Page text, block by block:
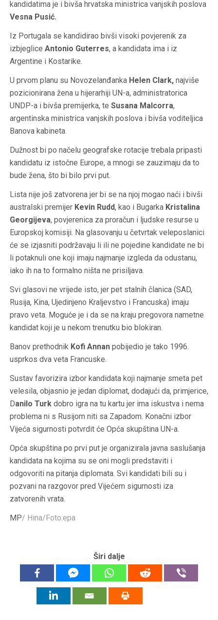
kandidatima je i bivša hrvatska ministrica vanjskih poslova
Vesna Pusić.
Iz Portugala se kandidirao bivši visoki povjerenik za
izbjeglice Antonio Guterres, a kandidata ima i iz
Argentine i Kostarike.
U prvom planu su Novozelanđanka Helen Clark, najviše
pozicionirana žena u hijerarhiji UN-a, administratorica
UNDP-a i bivša premijerka, te Susana Malcorra,
argentinska ministrica vanjskih poslova i bivša voditeljica
Banova kabineta.
Dužnost bi po načelu geografske rotacije trebala pripasti
kandidatu iz istočne Europe, a mnogi se zauzimaju da to
bude žena, što bi bilo prvi put.
Lista nije još zatvorena jer bi se na njoj mogao naći i bivši
australski premijer Kevin Rudd, kao i Bugarka Kristalina
Georgijeva, povjerenica za proračun i ljudske resurse u
Europskoj komisiji. Na glasovanju u četvrtak veleposlanici
će se izjasniti podržavaju li ili ne pojedine kandidate ne bi
li potaknuli one koji imaju najmanje izgleda da odustanu,
iako ih na to formalno ništa ne prisiljava.
Svi glasovi ne vrijede isto, jer pet stalnih članica (SAD,
Rusija, Kina, Ujedinjeno Kraljevstvo i Francuska) imaju
pravo veta. Moguće je i da se na kraju pregovora nametne
kandidat koji je u nekom trenutku bio blokiran.
Banov prethodnik Kofi Annan pobijedio je tako 1996.
usprkos dva veta Francuske.
Sustav favorizira izbor kandidata koji najmanje smeta pet
velesila, objasnio je jedan diplomat, dodajući da, primjerice,
Danilo Turk dobro igra na tu kartu jer ima iskustva i nema
problema ni s Rusijom niti sa Zapadom. Konačni izbor
Vijeća sigurnosti potvrdit će Opća skupština UN-a.
Opća skupština po prvi put je organizirala javna saslušanja
kandidata na kojima su se oni mogli predstaviti i
odgovoriti na pitanja diplomata. Svi kandidati bili su i
pozvani na razgovor pred Vijećem sigurnosti iza
zatvorenih vrata.
MP/ Hina/Foto:epa
Širi dalje